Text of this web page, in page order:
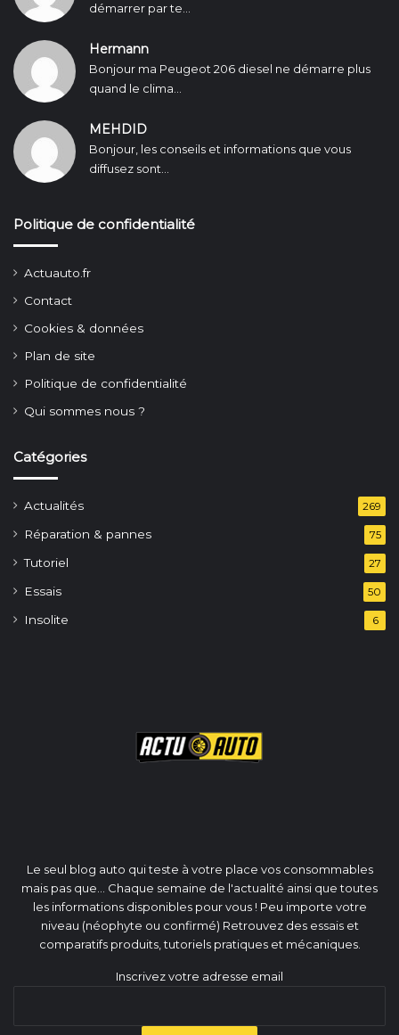
démarrer par te...
Hermann
Bonjour ma Peugeot 206 diesel ne démarre plus
quand le clima...
MEHDID
Bonjour, les conseils et informations que vous
diffusez sont...
Politique de confidentialité
Actuauto.fr
Contact
Cookies & données
Plan de site
Politique de confidentialité
Qui sommes nous ?
Catégories
Actualités 269
Réparation & pannes 75
Tutoriel 27
Essais 50
Insolite 6
Le seul blog auto qui teste à votre place vos consommables
mais pas que... Chaque semaine de l'actualité ainsi que toutes
les informations disponibles pour vous ! Peu importe votre
niveau (néophyte ou confirmé) Retrouvez des essais et
comparatifs produits, tutoriels pratiques et mécaniques.
Inscrivez votre adresse email